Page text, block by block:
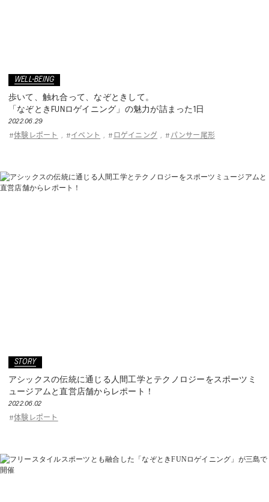
WELL-BEING
歩いて、触れ合って、なぞときして。
「なぞときFUNロゲイニング」の魅力が詰まった1日
2022.06.29
#体験レポート , # イベント , # ロゲイニング , # パンサー尾形
STORY
アシックスの伝統に通じる人間工学とテクノロジーをスポーツミ
ュージアムと直営店舗からレポート！
2022.06.02
#体験レポート